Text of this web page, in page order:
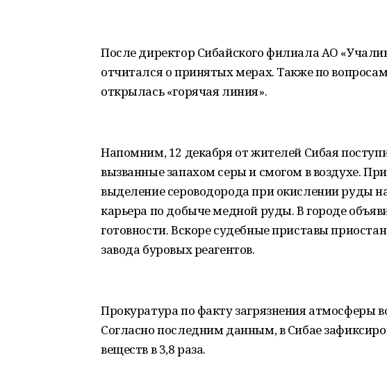
После директор Сибайского филиала АО
отчитался о принятых мерах. Также по вопросам
открылась «горячая линия».
Напомним, 12 декабря от жителей Сибая
вызванные запахом серы и смогом в воздухе.
выделение сероводорода при окислении руды
карьера по добыче медной руды. В городе
готовности. Вскоре судебные приставы
завода буровых реагентов.
Прокуратура по факту загрязнения атмосферы
Согласно последним данным, в Сибае
веществ в 3,8 раза.